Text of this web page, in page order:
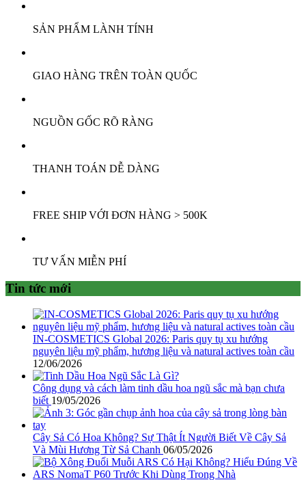
169.000 ₫.
SẢN PHẨM LÀNH TÍNH
GIAO HÀNG TRÊN TOÀN QUỐC
NGUỒN GỐC RÕ RÀNG
THANH TOÁN DỄ DÀNG
FREE SHIP VỚI ĐƠN HÀNG > 500K
TƯ VẤN MIỄN PHÍ
Tin tức mới
IN-COSMETICS Global 2026: Paris quy tụ xu hướng
nguyên liệu mỹ phẩm, hương liệu và natural actives toàn cầu
12/06/2026
Công dụng và cách làm tinh dầu hoa ngũ sắc mà bạn chưa
biết 19/05/2026
Cây Sả Có Hoa Không? Sự Thật Ít Người Biết Về Cây Sả
Và Mùi Hương Từ Sả Chanh 06/05/2026